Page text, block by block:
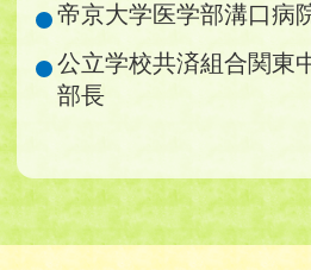
帝京大学医学部溝口
公立学校共済組合関
部長